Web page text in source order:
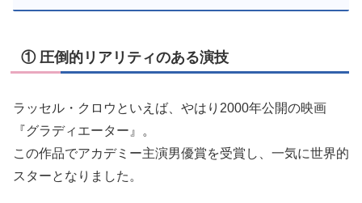
① 圧倒的リアリティのある演技
ラッセル・クロウといえば、やはり2000年公開の映画
『グラディエーター』。
この作品でアカデミー主演男優賞を受賞し、一気に世界的
スターとなりました。